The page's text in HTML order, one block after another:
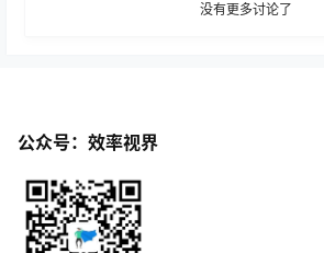
没有更多讨论了
公众号：效率视界